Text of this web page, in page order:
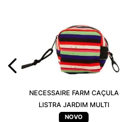
NECESSAIRE FARM CAÇULA
LISTRA JARDIM MULTI